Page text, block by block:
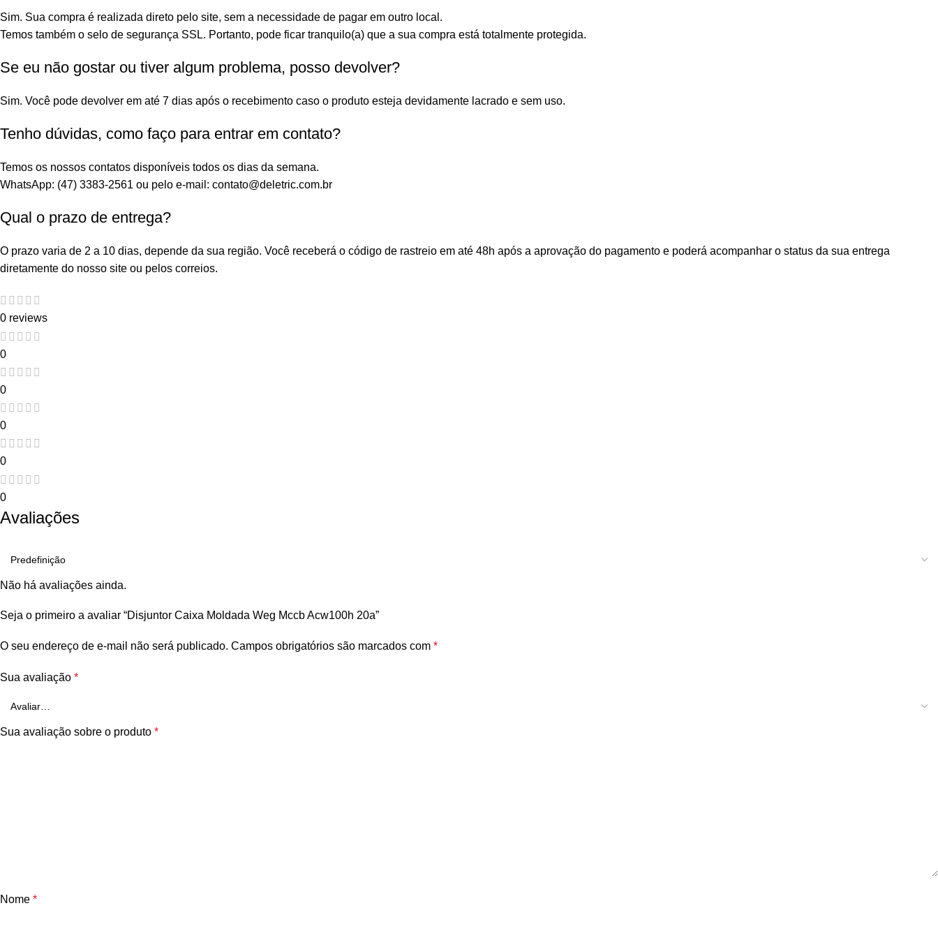
Sim. Sua compra é realizada direto pelo site, sem a necessidade de pagar em outro local.
Temos também o selo de segurança SSL. Portanto, pode ficar tranquilo(a) que a sua compra está totalmente protegida.
Se eu não gostar ou tiver algum problema, posso devolver?
Sim. Você pode devolver em até 7 dias após o recebimento caso o produto esteja devidamente lacrado e sem uso.
Tenho dúvidas, como faço para entrar em contato?
Temos os nossos contatos disponíveis todos os dias da semana.
WhatsApp: (47) 3383-2561 ou pelo e-mail: contato@deletric.com.br
Qual o prazo de entrega?
O prazo varia de 2 a 10 dias, depende da sua região. Você receberá o código de rastreio em até 48h após a aprovação do pagamento e poderá acompanhar o status da sua entrega
diretamente do nosso site ou pelos correios.
0 reviews
0
0
0
0
0
Avaliações
Não há avaliações ainda.
Seja o primeiro a avaliar “Disjuntor Caixa Moldada Weg Mccb Acw100h 20a”
O seu endereço de e-mail não será publicado. Campos obrigatórios são marcados com *
Sua avaliação *
Sua avaliação sobre o produto *
Nome *